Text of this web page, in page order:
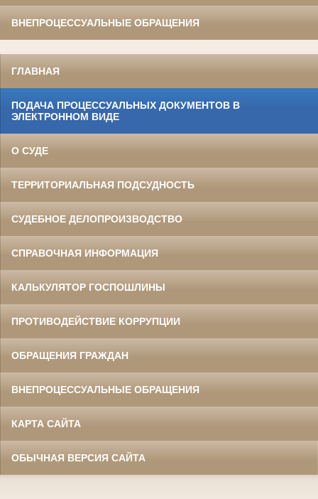
ВНЕПРОЦЕССУАЛЬНЫЕ ОБРАЩЕНИЯ
ГЛАВНАЯ
ПОДАЧА ПРОЦЕССУАЛЬНЫХ ДОКУМЕНТОВ В
ЭЛЕКТРОННОМ ВИДЕ
О СУДЕ
ТЕРРИТОРИАЛЬНАЯ ПОДСУДНОСТЬ
СУДЕБНОЕ ДЕЛОПРОИЗВОДСТВО
СПРАВОЧНАЯ ИНФОРМАЦИЯ
КАЛЬКУЛЯТОР ГОСПОШЛИНЫ
ПРОТИВОДЕЙСТВИЕ КОРРУПЦИИ
ОБРАЩЕНИЯ ГРАЖДАН
ВНЕПРОЦЕССУАЛЬНЫЕ ОБРАЩЕНИЯ
КАРТА САЙТА
ОБЫЧНАЯ ВЕРСИЯ САЙТА